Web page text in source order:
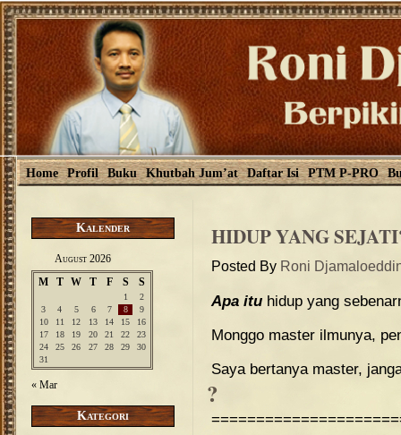
Home Profil Buku Khutbah Jum’at Daftar Isi PTM P-PRO
Kalender
August 2026
M
T W T F S S
1
2
3
4 5 6 7 8
9
10
11 12 13 14 15
16
17
18 19 20 21 22
23
24
25 26 27 28 29
30
31
« Mar
Kategori
HIDUP YANG
Posted By Roni
Apa itu hidup yang
Monggo master ilmunya,
Saya bertanya master,
?